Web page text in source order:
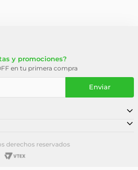
y promociones?
en tu primera compra
Enviar
derechos reservados